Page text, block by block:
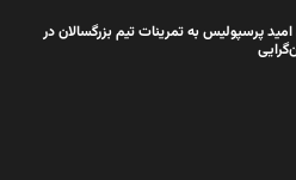
پرسپولیس به تمرینات تیم بزرگسالان در